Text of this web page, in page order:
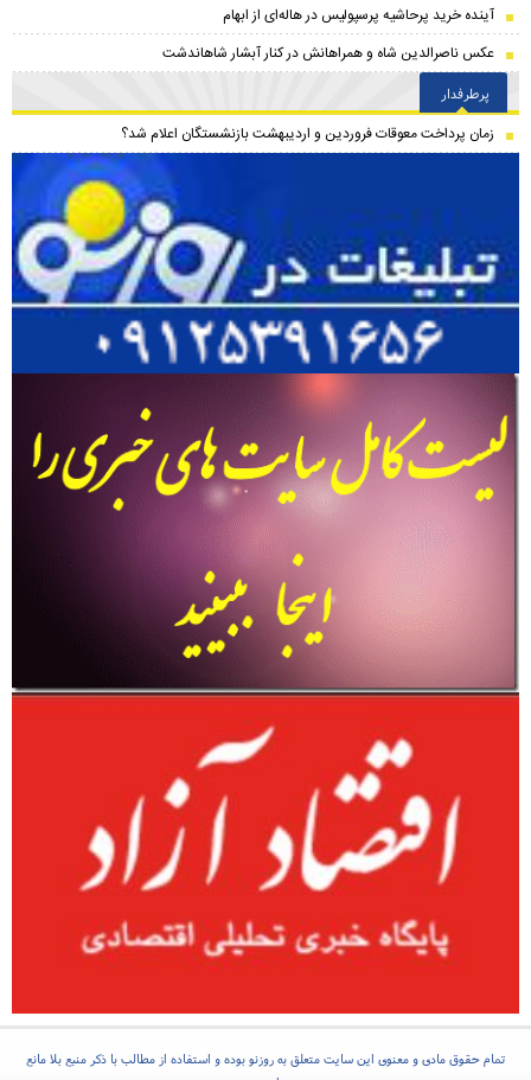
آینده خرید پرحاشیه‌ پرسپولیس در هاله‌ای از ابهام
عکس ناصرالدین شاه و همراهانش در کنار آبشار شاهاندشت
پرطرفدار
زمان پرداخت معوقات فروردین و اردیبهشت بازنشستگان اعلام شد؟
تمام حقوق مادی و معنوی این سایت متعلق به روزنو بوده و استفاده از مطالب با ذکر منبع بلا مانع